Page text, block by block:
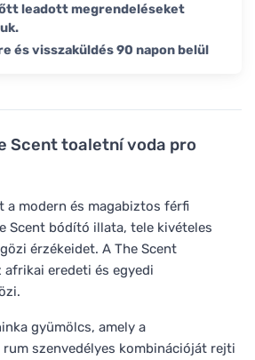
Scent toaletní voda pro
a modern és magabiztos férfi
Scent bódító illata, tele kivételes
érzékeidet. A The Scent
eredeti és egyedi
gyümölcs, amely a
szenvedélyes kombinációját rejti
leadott megrendeléseket
és visszaküldés 90 napon belül